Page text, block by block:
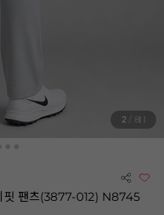
2 / 8
핏 팬츠(3877-012) N8745